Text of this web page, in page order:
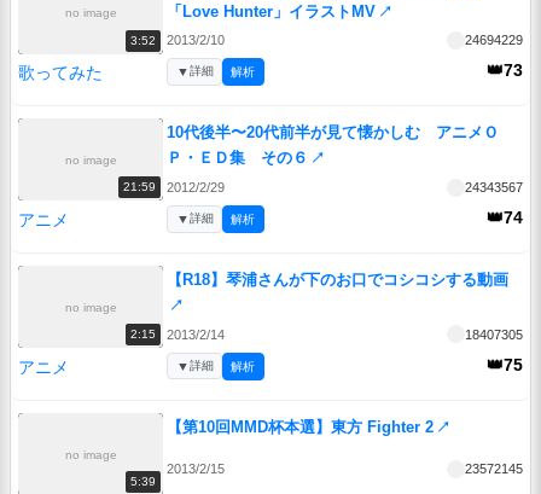
no image
3:52
「Love Hunter」イラストMV ↗
2013/2/10 24694229
歌ってみた 👑73
▼詳細 解析
no image
21:59
10代後半〜20代前半が見て懐かしむ アニメＯ
Ｐ・ＥＤ集 その６ ↗
2012/2/29 24343567
アニメ 👑74
▼詳細 解析
no image
2:15
【R18】琴浦さんが下のお口でコシコシする動画
↗
2013/2/14 18407305
アニメ 👑75
▼詳細 解析
no image
5:39
【第10回MMD杯本選】東方 Fighter 2 ↗
2013/2/15 23572145